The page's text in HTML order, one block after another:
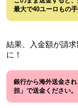
最大で40ユーロもの
結果、入金額が請
に！
銀行から海外送金さ
担」で送金ください。